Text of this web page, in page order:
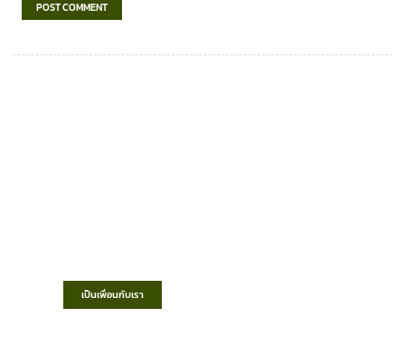
เป็นเพื่อนกับเรา